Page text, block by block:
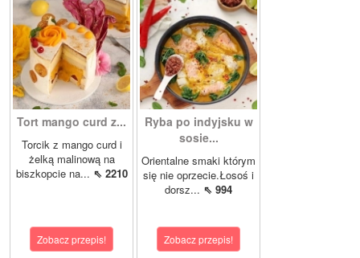
Tort mango curd z...
Torcik z mango curd i
żelką malinową na
biszkopcie na... ⇖ 2210
Zobacz przepis!
Ryba po indyjsku w
sosie...
Orientalne smaki którym
się nie oprzecie.Łosoś i
dorsz... ⇖ 994
Zobacz przepis!